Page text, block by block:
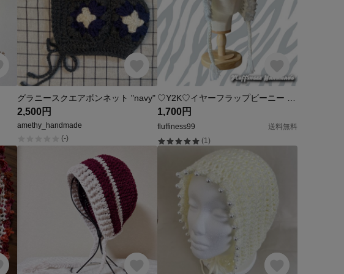
グラニースクエアボンネット "navy"
2,500円
amethy_handmade
(-)
1,700円
fluffiness99
送料無料
(1)